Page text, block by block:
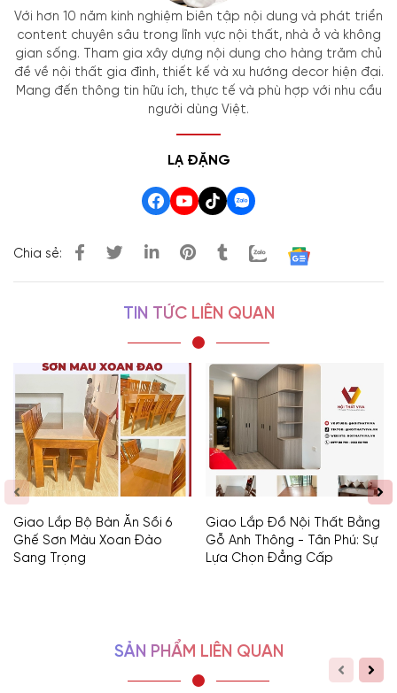
Với hơn 10 năm kinh nghiệm biên tập nội dung và phát triển
content chuyên sâu trong lĩnh vực nội thất, nhà ở và không
gian sống. Tham gia xây dựng nội dung cho hàng trăm chủ
đề về nội thất gia đình, thiết kế và xu hướng decor hiện đại.
Mang đến thông tin hữu ích, thực tế và phù hợp với nhu cầu
người dùng Việt.
LẠ ĐẶNG
Chia sẻ:
TIN TỨC LIÊN QUAN
Giao Lắp Bộ Bàn Ăn Sồi 6
Ghế Sơn Màu Xoan Đào
Sang Trọng
Giao Lắp Đồ Nội Thất Bằng
Gỗ Anh Thông - Tân Phú: Sự
Lựa Chọn Đẳng Cấp
SẢN PHẨM LIÊN QUAN